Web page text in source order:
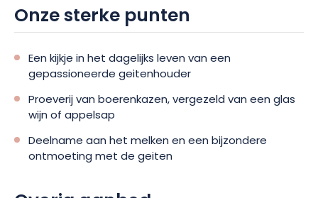
Onze sterke punten
Een kijkje in het dagelijks leven van een
gepassioneerde geitenhouder
Proeverij van boerenkazen, vergezeld van een glas
wijn of appelsap
Deelname aan het melken en een bijzondere
ontmoeting met de geiten